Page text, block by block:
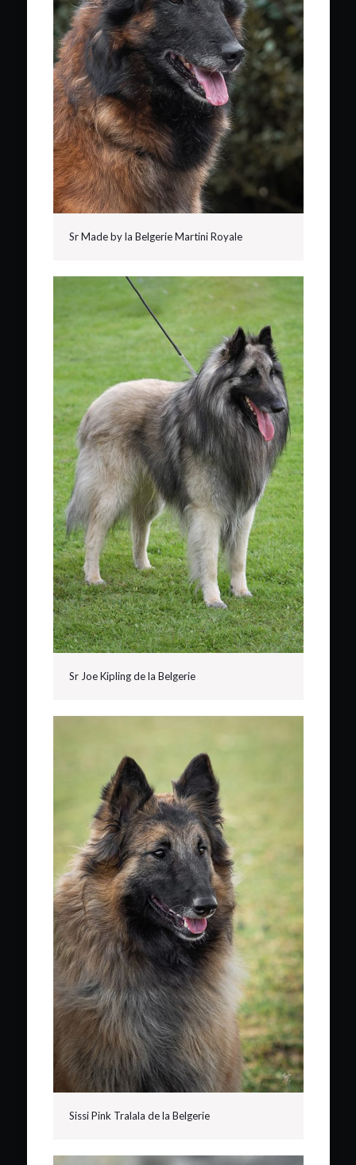
Sr Made by la Belgerie Martini Royale
Sr Joe Kipling de la Belgerie
Sissi Pink Tralala de la Belgerie